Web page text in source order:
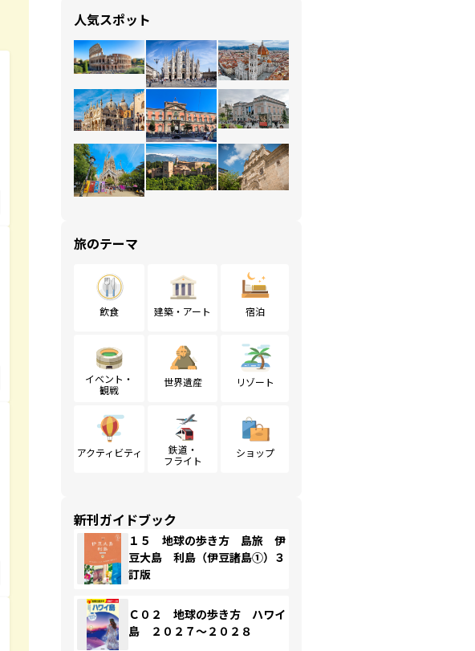
人気スポット
旅のテーマ
飲食 建築・アート 宿泊
イベント・
観戦
世界遺産 リゾート
アクティビティ
鉄道・
フライト
ショップ
新刊ガイドブック
１５ 地球の歩き方 島旅 伊
豆大島 利島（伊豆諸島①）３
訂版
Ｃ０２ 地球の歩き方 ハワイ
島 ２０２７～２０２８